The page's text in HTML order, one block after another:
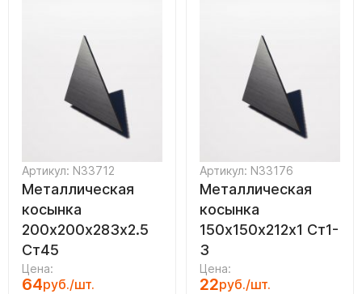
Артикул: N33712
Металлическая
косынка
200х200х283х2.5
Ст45
Цена:
64руб./шт.
Артикул: N33176
Металлическая
косынка
150х150х212х1 Ст1-
3
Цена:
22руб./шт.